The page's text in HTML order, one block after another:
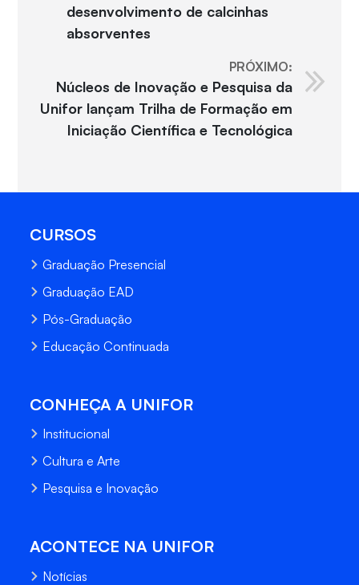
desenvolvimento de calcinhas
absorventes
PRÓXIMO:
Núcleos de Inovação e Pesquisa da
Unifor lançam Trilha de Formação em
Iniciação Científica e Tecnológica
CURSOS
Graduação Presencial
Graduação EAD
Pós-Graduação
Educação Continuada
CONHEÇA A UNIFOR
Institucional
Cultura e Arte
Pesquisa e Inovação
ACONTECE NA UNIFOR
Notícias